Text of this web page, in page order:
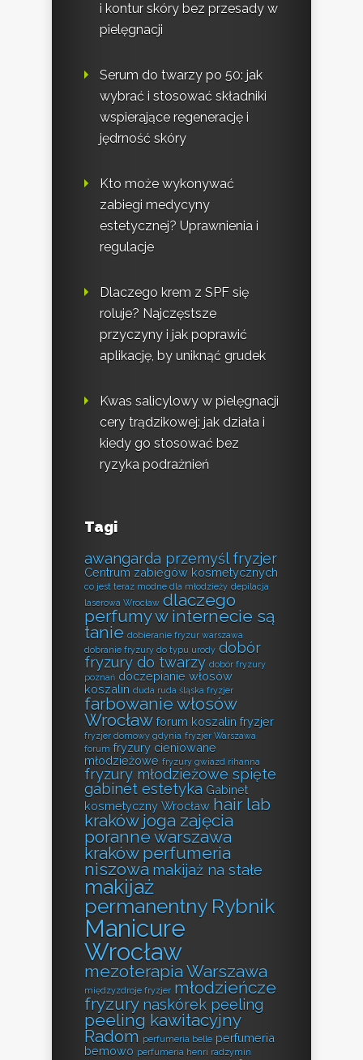
i kontur skóry bez przesady w
pielęgnacji
Serum do twarzy po 50: jak
wybrać i stosować składniki
wspierające regenerację i
jędrność skóry
Kto może wykonywać
zabiegi medycyny
estetycznej? Uprawnienia i
regulacje
Dlaczego krem z SPF się
roluje? Najczęstsze
przyczyny i jak poprawić
aplikację, by uniknąć grudek
Kwas salicylowy w pielęgnacji
cery trądzikowej: jak działa i
kiedy go stosować bez
ryzyka podrażnień
Tagi
awangarda przemyśl fryzjer
Centrum zabiegów kosmetycznych
co jest teraz modne dla młodzieży depilacja
laserowa Wrocław dlaczego
perfumy w internecie są
tanie dobieranie fryzur warszawa
dobranie fryzury do typu urody dobór
fryzury do twarzy dobór fryzury
poznań doczepianie włosów
koszalin duda ruda śląska fryzjer
farbowanie włosów
Wrocław forum koszalin fryzjer
fryzjer domowy gdynia fryzjer Warszawa
forum fryzury cieniowane
młodzieżowe fryzury gwiazd rihanna
fryzury młodzieżowe spięte
gabinet estetyka Gabinet
kosmetyczny Wrocław hair lab
kraków joga zajęcia
poranne warszawa
kraków perfumeria
niszowa makijaż na stałe
makijaż
permanentny Rybnik
Manicure
Wrocław
mezoterapia Warszawa
międzyzdroje fryzjer młodzieńcze
fryzury naskórek peeling
peeling kawitacyjny
Radom perfumeria belle perfumeria
bemowo perfumeria henri radzymin